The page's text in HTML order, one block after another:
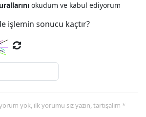
okudum ve kabul ediyorum
işlemin sonucu kaçtır?
yok, ilk yorumu siz yazın, tartışalım *